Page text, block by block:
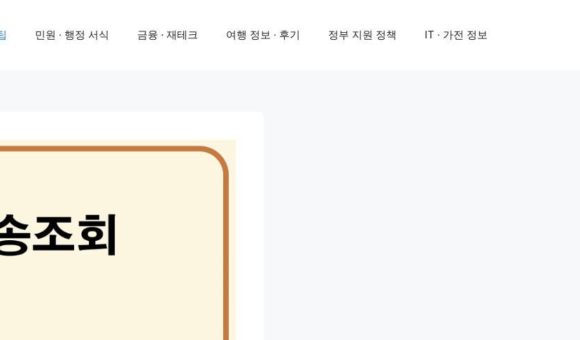
민원 · 행정 서식 금융 · 재테크 여행 정보 · 후기 정부 지원 정책 IT · 가전 정보